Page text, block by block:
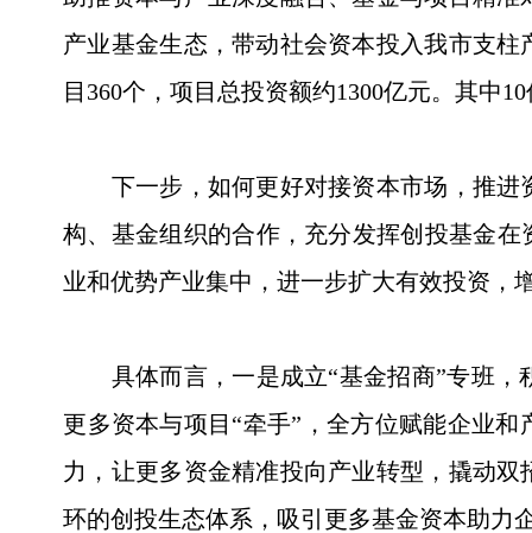
产业基金生态，带动社会资本投入我市支
目360个，项目总投资额约1300亿元。其中
下一步，如何更好对接资本市场，推进
构、基金组织的合作，充分发挥创投基金
业和优势产业集中，进一步扩大有效投资，
具体而言，一是成立“基金招商”专班，
更多资本与项目“牵手”，全方位赋能企业
力，让更多资金精准投向产业转型，撬动
环的创投生态体系，吸引更多基金资本助力